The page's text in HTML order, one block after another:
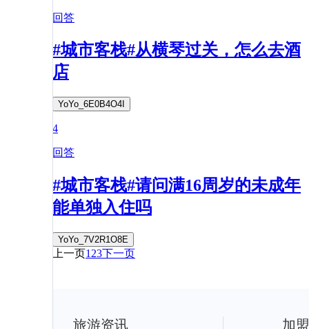
回答
#城市客栈#从横琴过关，怎么去酒
店
YoYo_6E0B4O4I
4
回答
#城市客栈#请问满16周岁的未成年
能单独入住吗
YoYo_7V2R1O8E
上一页1 23下一页
旅游资讯 加